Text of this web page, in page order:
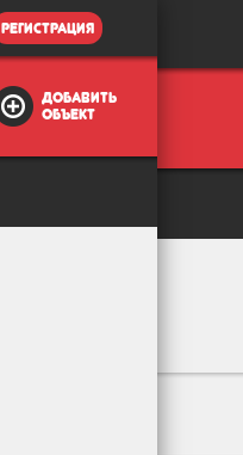
регистрация
добавить
объект